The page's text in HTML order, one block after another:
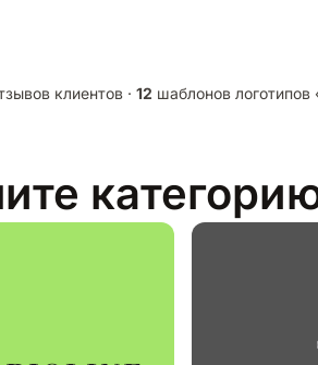
клиентов · 12 шаблонов логотипов